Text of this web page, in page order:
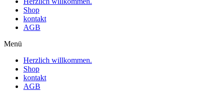
Shop
kontakt
AGB
Menü
Herzlich willkommen.
Shop
kontakt
AGB